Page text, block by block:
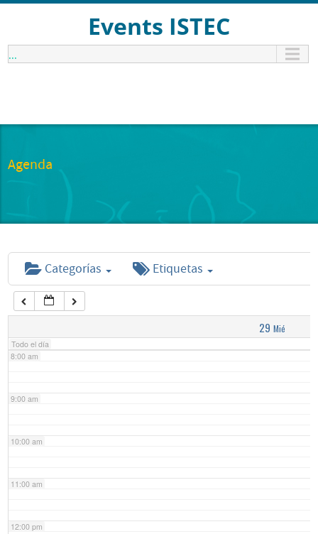
Events ISTEC
...
Agenda
Categorías Etiquetas
29 Mié
Todo el día
1:00 am
6:00 am
7:00 am
8:00 am
9:00 am
10:00 am
11:00 am
12:00 pm